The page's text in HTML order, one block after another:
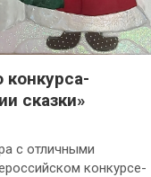
конкурса-
сказки»
с отличными
конкурсе-